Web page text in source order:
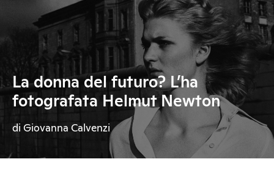
La donna del futuro? L’ha
fotografata Helmut Newton
di Giovanna Calvenzi